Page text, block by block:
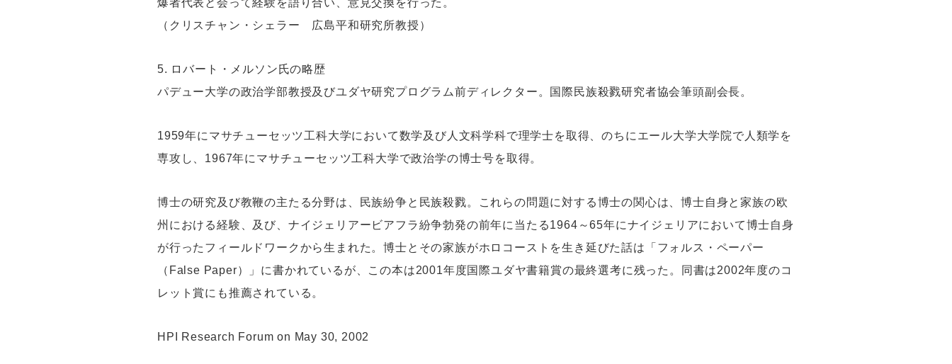
爆者代表と会って経験を語り合い、意見交換を行った。
（クリスチャン・シェラー 広島平和研究所教授）
5. ロバート・メルソン氏の略歴
パデュー大学の政治学部教授及びユダヤ研究プログラム前ディレクター。国際民族殺戮研究者協会筆頭副会長。
1959年にマサチューセッツ工科大学において数学及び人文科学科で理学士を取得、のちにエール大学大学院で人類学を
専攻し、1967年にマサチューセッツ工科大学で政治学の博士号を取得。
博士の研究及び教鞭の主たる分野は、民族紛争と民族殺戮。これらの問題に対する博士の関心は、博士自身と家族の欧
州における経験、及び、ナイジェリアービアフラ紛争勃発の前年に当たる1964～65年にナイジェリアにおいて博士自身
が行ったフィールドワークから生まれた。博士とその家族がホロコーストを生き延びた話は「フォルス・ペーパー
（False Paper）」に書かれているが、この本は2001年度国際ユダヤ書籍賞の最終選考に残った。同書は2002年度のコ
レット賞にも推薦されている。
HPI Research Forum on May 30, 2002